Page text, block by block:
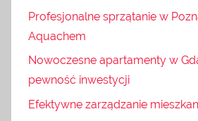
Profesjonalne sprzątanie w
Aquachem
Nowoczesne apartamenty w
pewność inwestycji
Efektywne zarządzanie